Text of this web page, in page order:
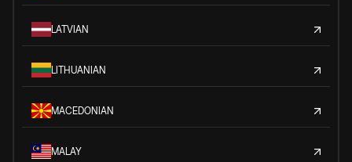
LATVIAN
LITHUANIAN
MACEDONIAN
MALAY